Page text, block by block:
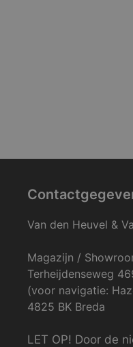
Van den Heuvel &
Magazijn /
Terheijdenseweg
(voor navigatie:
4825 BK Breda
LET OP! Door de